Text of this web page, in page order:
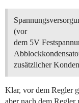
(vor
dem 5V
zusätzlicher
Klar, vor dem Regler
aber nach dem